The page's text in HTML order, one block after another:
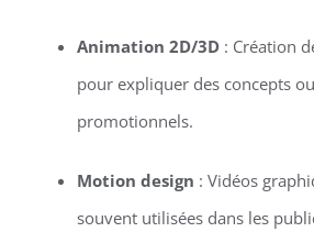
Animation 2D/3D: Création
pour expliquer des concepts
promotionnels.
Motion design : Vidéos
souvent utilisées dans les